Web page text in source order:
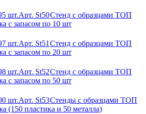
шт.Арт. St50Стенд с образцами ТОП
с запасом по 10 шт
шт.Арт. St51 Стенд с образцами ТОП
с запасом по 20 шт
шт.Арт. St52Стенд с образцами ТОП
с запасом по 50 шт
шт.Арт. St53Стенды с образцами ТОП
(150 пластика и 50 металла)